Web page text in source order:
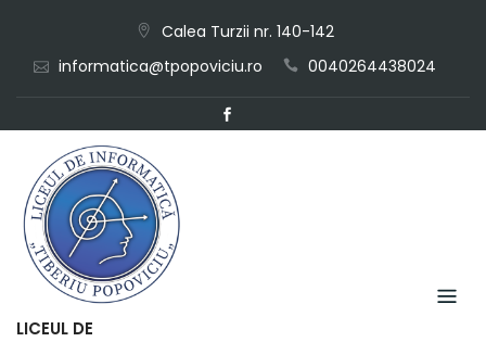
content
Calea Turzii nr. 140-142
informatica@tpopoviciu.ro
0040264438024
LICEUL DE